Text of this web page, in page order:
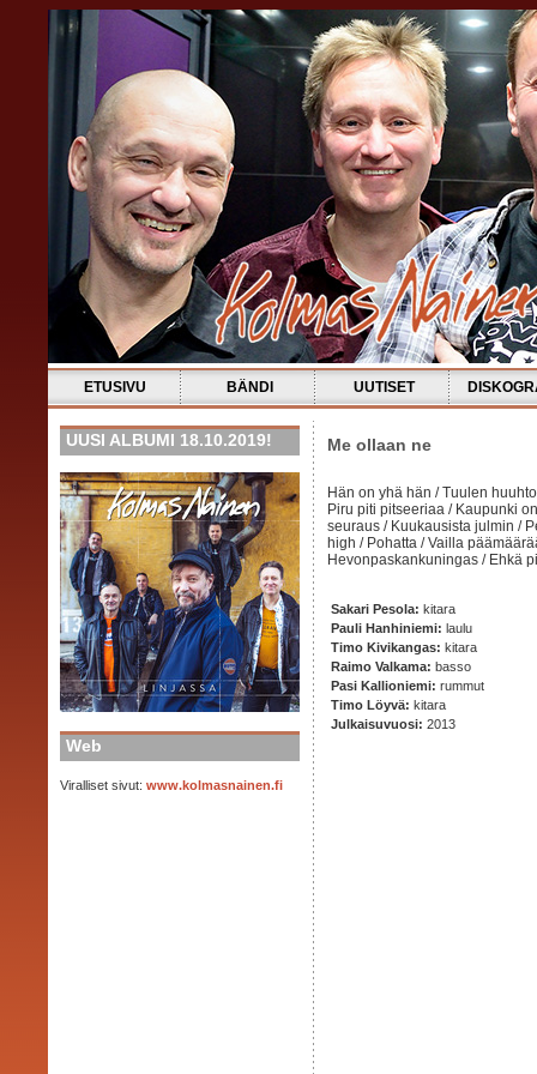
ETUSIVU BÄNDI UUTISET
UUSI ALBUMI 18.10.2019!
Web
Viralliset sivut: www.kolmasnainen.fi
Me ollaan ne
Hän on yhä hän / Tuulen
Piru piti pitseeriaa / Kaupunki
seuraus / Kuukausista julmin /
high / Pohatta / Vailla
Hevonpaskankuningas / Ehkä
Sakari Pesola: kitara
Pauli Hanhiniemi: laulu
Timo Kivikangas: kitara
Raimo Valkama: basso
Pasi Kallioniemi: rummut
Timo Löyvä: kitara
Julkaisuvuosi: 2013